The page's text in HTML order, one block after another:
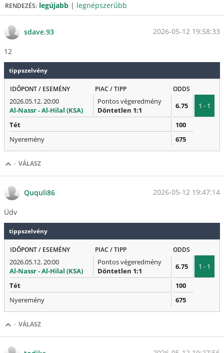
RENDEZÉS: legújabb | legnépszerűbb
sdave.93 2026-05-12 19:58:33
12
tippszelvény
IDŐPONT / ESEMÉNY PIAC / TIPP ODDS
2026.05.12. 20:00
Al-Nassr - Al-Hilal (KSA)
Pontos végeredmény
Döntetlen 1:1
6.75 1 - 1
Tét
100
Nyeremény
675
· VÁLASZ
Ququli86 2026-05-12 19:47:14
Üdv
tippszelvény
IDŐPONT / ESEMÉNY PIAC / TIPP ODDS
2026.05.12. 20:00
Al-Nassr - Al-Hilal (KSA)
Pontos végeredmény
Döntetlen 1:1
6.75 1 - 1
Tét
100
Nyeremény
675
· VÁLASZ